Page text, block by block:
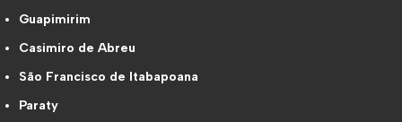
Guapimirim
Casimiro de Abreu
São Francisco de Itabapoana
Paraty